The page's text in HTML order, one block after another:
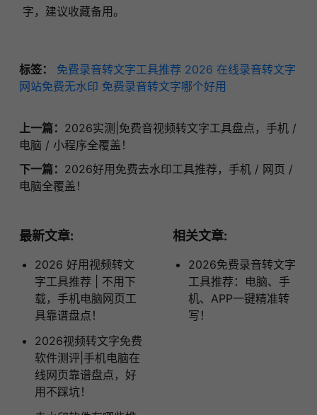
字，建议收藏备用。
标签： 免费录音转文字工具推荐 2026 在线录音转文字
网站免费无水印 免费录音转文字哪个好用
上一篇： 2026实测|免费音视频转文字工具盘点，手机 /
电脑 / 小程序全覆盖！
下一篇： 2026好用免费去水印工具推荐，手机 / 网页 /
电脑全覆盖！
最新文章:
2026 好用视频转文
字工具推荐 | 不用下
载，手机电脑网页工
具靠谱盘点！
2026视频转文字免费
软件测评|手机电脑在
线网页靠谱盘点，好
用不踩坑！
相关文章:
2026免费录音转文字
工具推荐：电脑、手
机、APP一键精准转
写！